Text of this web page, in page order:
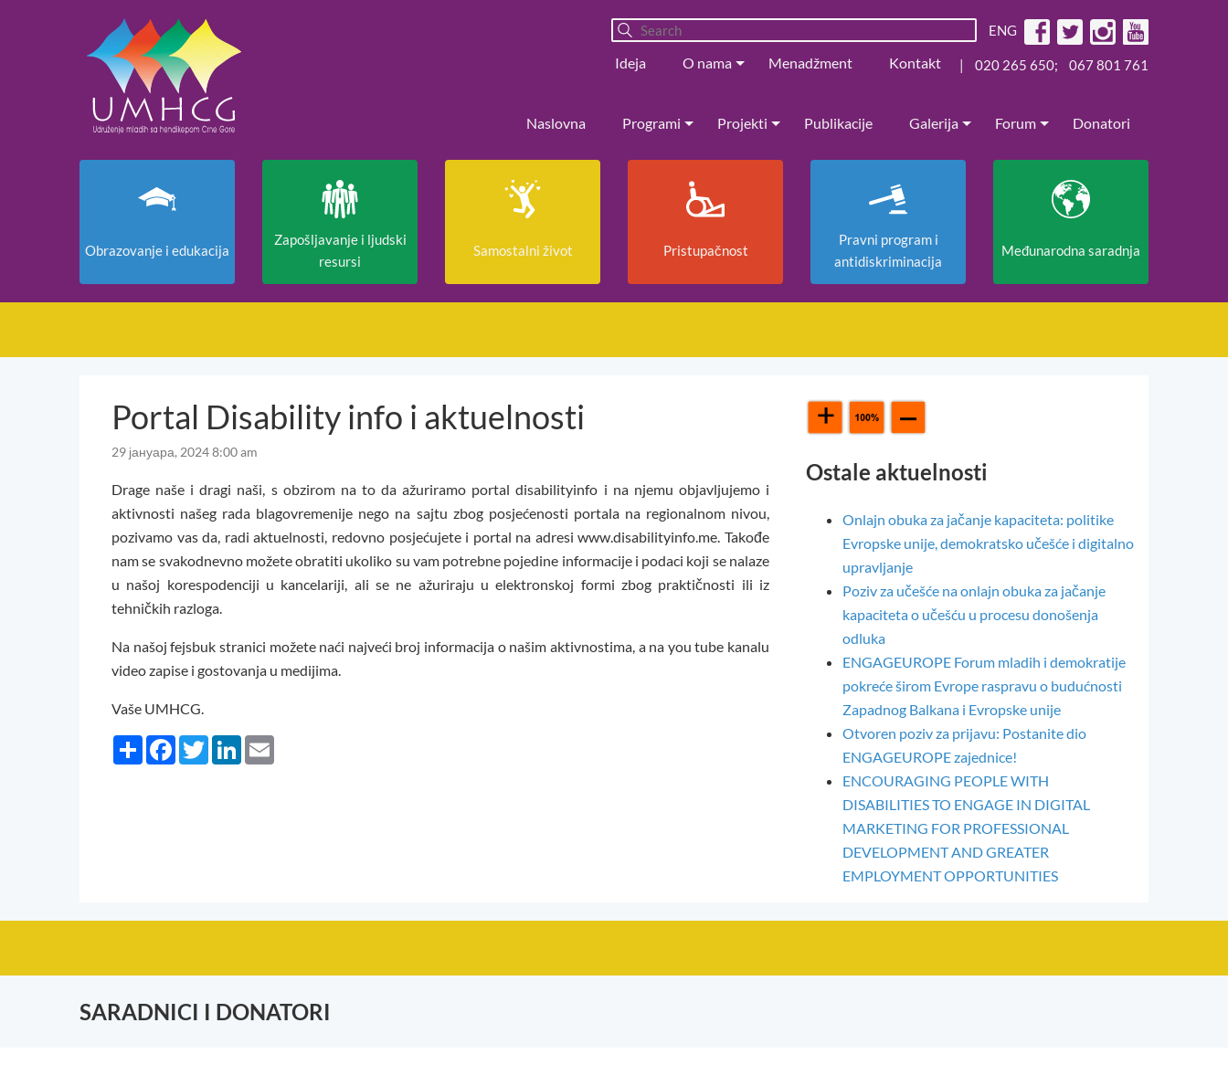
ENG
Ideja O nama Menadžment Kontakt | 020 265 650; 067 801 761
Naslovna Programi Projekti Publikacije Galerija Forum Donatori
Obrazovanje i edukacija
Zapošljavanje i ljudski
resursi
Samostalni život Pristupačnost
Pravni program i
antidiskriminacija
Međunarodna saradnja
Portal Disability info i aktuelnosti
29 јануара, 2024 8:00 am
Drage naše i dragi naši, s obzirom na to da ažuriramo portal disabilityinfo i na njemu objavljujemo i
aktivnosti našeg rada blagovremenije nego na sajtu zbog posjećenosti portala na regionalnom nivou,
pozivamo vas da, radi aktuelnosti, redovno posjećujete i portal na adresi www.disabilityinfo.me. Takođe
nam se svakodnevno možete obratiti ukoliko su vam potrebne pojedine informacije i podaci koji se nalaze
u našoj korespodenciji u kancelariji, ali se ne ažuriraju u elektronskoj formi zbog praktičnosti ili iz
tehničkih razloga.
Na našoj fejsbuk stranici možete naći najveći broj informacija o našim aktivnostima, a na you tube kanalu
video zapise i gostovanja u medijima.
Vaše UMHCG.
Share FacebookTwitterLinkedIn
Ostale aktuelnosti
Onlajn obuka za jačanje kapaciteta: politike
Evropske unije, demokratsko učešće i digitalno
upravljanje
Poziv za učešće na onlajn obuka za jačanje
kapaciteta o učešću u procesu donošenja
odluka
ENGAGEUROPE Forum mladih i demokratije
pokreće širom Evrope raspravu o budućnosti
Zapadnog Balkana i Evropske unije
Otvoren poziv za prijavu: Postanite dio
ENGAGEUROPE zajednice!
ENCOURAGING PEOPLE WITH
DISABILITIES TO ENGAGE IN DIGITAL
MARKETING FOR PROFESSIONAL
DEVELOPMENT AND GREATER
EMPLOYMENT OPPORTUNITIES
SARADNICI I DONATORI